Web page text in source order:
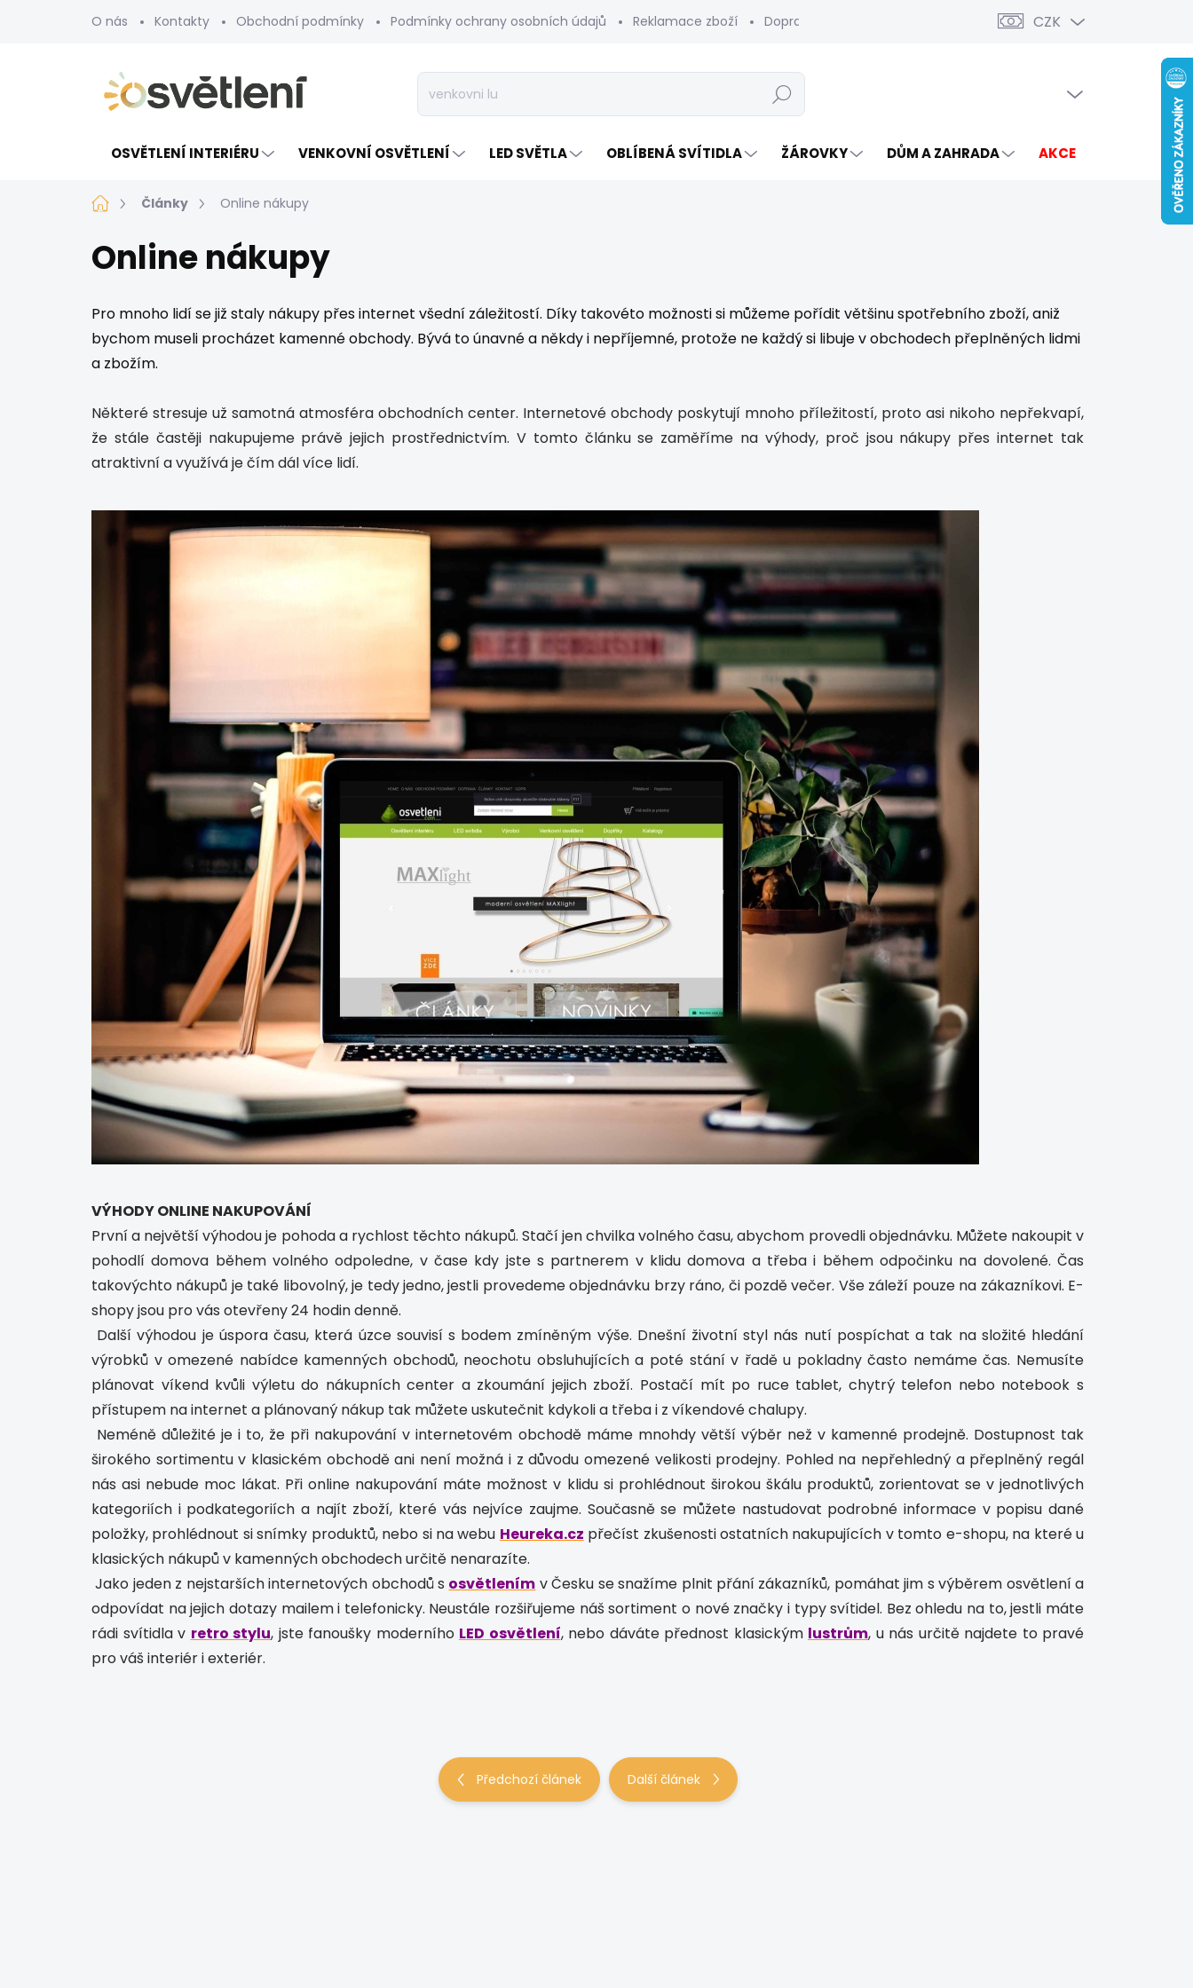
O nás Kontakty Obchodní podmínky Podmínky ochrany osobních údajů Reklamace zboží Doprava a platba CZK
Hledat
OSVĚTLENÍ INTERIÉRU VENKOVNÍ OSVĚTLENÍ LED SVĚTLA OBLÍBENÁ SVÍTIDLA ŽÁROVKY DŮM A ZAHRADA AKCE VÝROBCI
DomůČlánky Online nákupy
Online nákupy
Pro mnoho lidí se již staly nákupy přes internet všední záležitostí. Díky takovéto možnosti si můžeme pořídit většinu spotřebního zboží, aniž
bychom museli procházet kamenné obchody. Bývá to únavné a někdy i nepříjemné, protože ne každý si libuje v obchodech přeplněných lidmi
a zbožím.
Některé stresuje už samotná atmosféra obchodních center. Internetové obchody poskytují mnoho příležitostí, proto asi nikoho nepřekvapí,
že stále častěji nakupujeme právě jejich prostřednictvím. V tomto článku se zaměříme na výhody, proč jsou nákupy přes internet tak
atraktivní a využívá je čím dál více lidí.
VÝHODY ONLINE NAKUPOVÁNÍ
První a největší výhodou je pohoda a rychlost těchto nákupů. Stačí jen chvilka volného času, abychom provedli objednávku. Můžete nakoupit v
pohodlí domova během volného odpoledne, v čase kdy jste s partnerem v klidu domova a třeba i během odpočinku na dovolené. Čas
takovýchto nákupů je také libovolný, je tedy jedno, jestli provedeme objednávku brzy ráno, či pozdě večer. Vše záleží pouze na zákazníkovi. E-
shopy jsou pro vás otevřeny 24 hodin denně.
Další výhodou je úspora času, která úzce souvisí s bodem zmíněným výše. Dnešní životní styl nás nutí pospíchat a tak na složité hledání
výrobků v omezené nabídce kamenných obchodů, neochotu obsluhujících a poté stání v řadě u pokladny často nemáme čas. Nemusíte
plánovat víkend kvůli výletu do nákupních center a zkoumání jejich zboží. Postačí mít po ruce tablet, chytrý telefon nebo notebook s
přístupem na internet a plánovaný nákup tak můžete uskutečnit kdykoli a třeba i z víkendové chalupy.
Neméně důležité je i to, že při nakupování v internetovém obchodě máme mnohdy větší výběr než v kamenné prodejně. Dostupnost tak
širokého sortimentu v klasickém obchodě ani není možná i z důvodu omezené velikosti prodejny. Pohled na nepřehledný a přeplněný regál
nás asi nebude moc lákat. Při online nakupování máte možnost v klidu si prohlédnout širokou škálu produktů, zorientovat se v jednotlivých
kategoriích i podkategoriích a najít zboží, které vás nejvíce zaujme. Současně se můžete nastudovat podrobné informace v popisu dané
položky, prohlédnout si snímky produktů, nebo si na webu Heureka.cz přečíst zkušenosti ostatních nakupujících v tomto e-shopu, na které u
klasických nákupů v kamenných obchodech určitě nenarazíte.
Jako jeden z nejstarších internetových obchodů s osvětlením v Česku se snažíme plnit přání zákazníků, pomáhat jim s výběrem osvětlení a
odpovídat na jejich dotazy mailem i telefonicky. Neustále rozšiřujeme náš sortiment o nové značky i typy svítidel. Bez ohledu na to, jestli máte
rádi svítidla v retro stylu, jste fanoušky moderního LED osvětlení, nebo dáváte přednost klasickým lustrům, u nás určitě najdete to pravé
pro váš interiér i exteriér.
Předchozí článek Další článek